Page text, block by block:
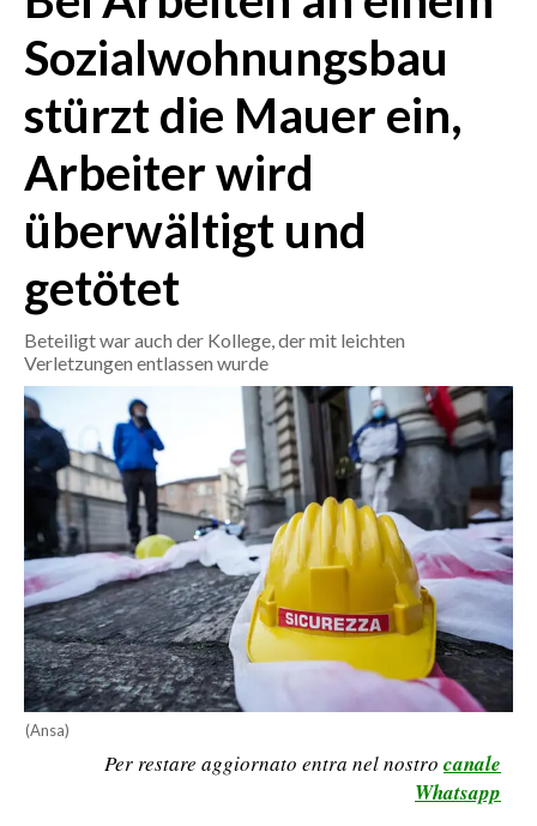
CRONACA
MONDO
POLITICA
ECONOMIA
SERVIZI ALLE IMPRESE
LAVORO
BANDI
SPORT IN SARDEGNA
SPORT
RISULTATI E CLASSIFICHE
CALCIO
CALCIO REGIONALE
BASKET
VOLLEY
MOTORI
TENNIS
Sozialwohnungsbau
stürzt die Mauer ein,
Arbeiter wird
überwältigt und
getötet
Beteiligt war auch der Kollege, der mit leichten
Verletzungen entlassen wurde
(Ansa)
Per restare aggiornato entra nel nostro canale
Whatsapp